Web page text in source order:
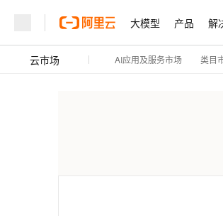
大模型 产品 解
云市场 AI应用及服务市场 类目